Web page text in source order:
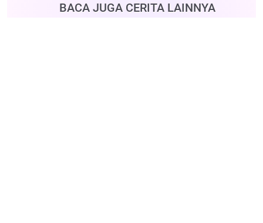
BACA JUGA CERITA LAINNYA